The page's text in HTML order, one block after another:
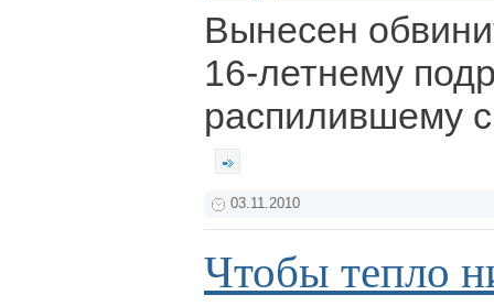
Вынесен
16-летнему
распилившему
03.11.2010
Чтобы тепло